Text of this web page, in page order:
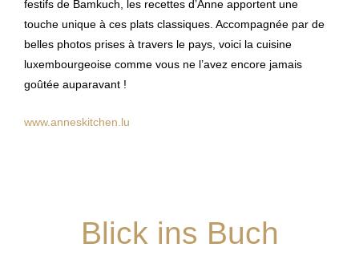
festifs de Bamkuch, les recettes d’Anne apportent une
touche unique à ces plats classiques. Accompagnée par de
belles photos prises à travers le pays, voici la cuisine
luxembourgeoise comme vous ne l’avez encore jamais
goûtée auparavant !
www.anneskitchen.lu
Blick ins Buch